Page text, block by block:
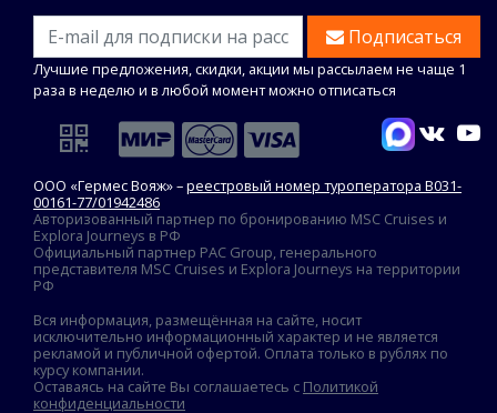
Подписаться
Лучшие предложения, скидки, акции мы рассылаем не чаще 1
раза в неделю и в любой момент можно отписаться
ООО «Гермес Вояж» –реестровый номер туроператора В031-
00161-77/01942486
Авторизованный партнер по бронированию MSC Cruises и
Explora Journeys в РФ
Официальный партнер PAC Group, генерального
представителя MSC Cruises и Explora Journeys на территории
РФ
Вся информация, размещённая на сайте, носит
исключительно информационный характер и не является
рекламой и публичной офертой. Оплата только в рублях по
курсу компании.
Оставаясь на сайте Вы соглашаетесь с Политикой
конфиденциальности